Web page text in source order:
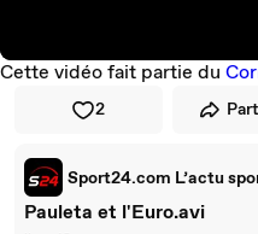
Cette vidéo fait partie du
2
Pauleta et l'Euro.avi